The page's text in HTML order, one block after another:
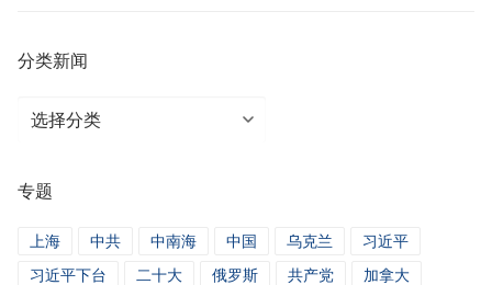
分类新闻
分
闻
专题
上海 中共 中南海 中国 乌克兰
习近平
习近平下台
二十大 俄罗斯 共产党
加拿大